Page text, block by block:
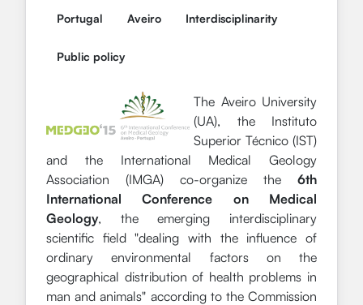
Portugal Aveiro Interdisciplinarity
Public policy
The Aveiro University
(UA), the Instituto
Superior Técnico (IST)
and the International Medical Geology
Association (IMGA) co-organize the 6th
International Conference on Medical
Geology, the emerging interdisciplinary
scientific field "dealing with the influence of
ordinary environmental factors on the
geographical distribution of health problems in
man and animals" according to the Commission